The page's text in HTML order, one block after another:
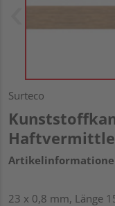
Surteco
23 x 0,8 mm, Länge